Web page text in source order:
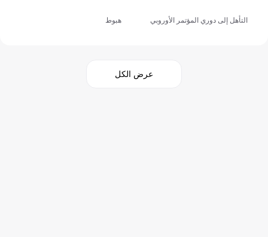
التأهل إلى دوري المؤتمر الأوروبي هبوط
عرض الكل